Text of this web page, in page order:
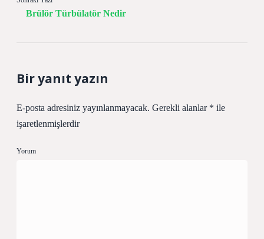
Brülör Türbülatör Nedir
Bir yanıt yazın
E-posta adresiniz yayınlanmayacak. Gerekli alanlar * ile
işaretlenmişlerdir
Yorum